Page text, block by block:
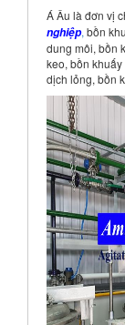
Á Âu là đơn vị
nghiệp, bồn
dung môi, bồn
keo, bồn
dịch lỏng, bồn